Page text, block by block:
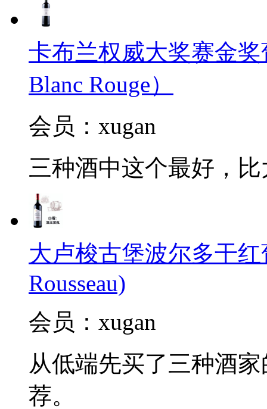
卡布兰权威大奖赛金奖
Blanc Rouge）
会员：xugan
三种酒中这个最好，
大卢梭古堡波尔多干红
Rousseau)
会员：xugan
从低端先买了三种酒
荐。